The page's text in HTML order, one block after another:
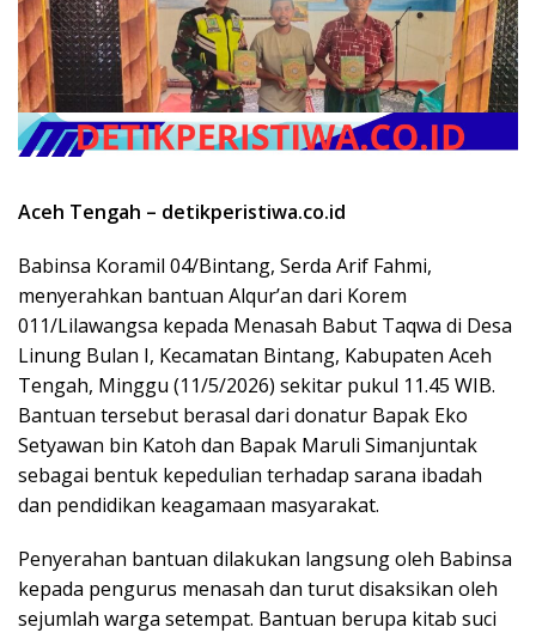
Aceh Tengah – detikperistiwa.co.id
Babinsa Koramil 04/Bintang, Serda Arif Fahmi,
menyerahkan bantuan Alqur’an dari Korem
011/Lilawangsa kepada Menasah Babut Taqwa di Desa
Linung Bulan I, Kecamatan Bintang, Kabupaten Aceh
Tengah, Minggu (11/5/2026) sekitar pukul 11.45 WIB.
Bantuan tersebut berasal dari donatur Bapak Eko
Setyawan bin Katoh dan Bapak Maruli Simanjuntak
sebagai bentuk kepedulian terhadap sarana ibadah
dan pendidikan keagamaan masyarakat.
Penyerahan bantuan dilakukan langsung oleh Babinsa
kepada pengurus menasah dan turut disaksikan oleh
sejumlah warga setempat. Bantuan berupa kitab suci